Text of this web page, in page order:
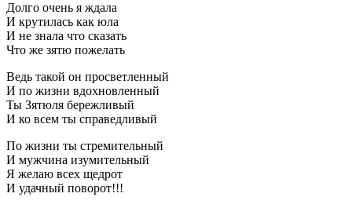
Долго очень я ждала
И крутилась как юла
И не знала что сказать
Что же зятю пожелать
Ведь такой он просветленный
И по жизни вдохновленный
Ты Зятюля бережливый
И ко всем ты справедливый
По жизни ты стремительный
И мужчина изумительный
Я желаю всех щедрот
И удачный поворот!!!